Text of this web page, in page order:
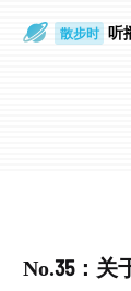
散步时 听
No.35：关